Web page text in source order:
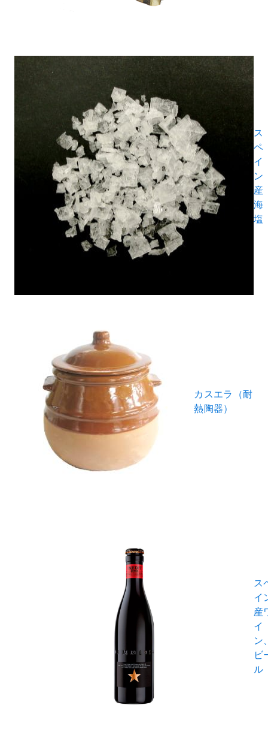
ス
ペ
イ
ン
産
海
塩
カスエラ（耐
熱陶器）
ス
イ
産
イ
ン
ビ
ル